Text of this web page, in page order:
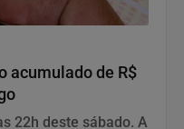
acumulado de R$
22h deste sábado. A